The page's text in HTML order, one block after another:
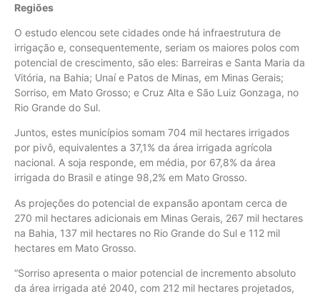
Regiões
O estudo elencou sete cidades onde há infraestrutura de
irrigação e, consequentemente, seriam os maiores polos com
potencial de crescimento, são eles: Barreiras e Santa Maria da
Vitória, na Bahia; Unaí e Patos de Minas, em Minas Gerais;
Sorriso, em Mato Grosso; e Cruz Alta e São Luiz Gonzaga, no
Rio Grande do Sul.
Juntos, estes municípios somam 704 mil hectares irrigados
por pivô, equivalentes a 37,1% da área irrigada agrícola
nacional. A soja responde, em média, por 67,8% da área
irrigada do Brasil e atinge 98,2% em Mato Grosso.
As projeções do potencial de expansão apontam cerca de
270 mil hectares adicionais em Minas Gerais, 267 mil hectares
na Bahia, 137 mil hectares no Rio Grande do Sul e 112 mil
hectares em Mato Grosso.
“Sorriso apresenta o maior potencial de incremento absoluto
da área irrigada até 2040, com 212 mil hectares projetados,